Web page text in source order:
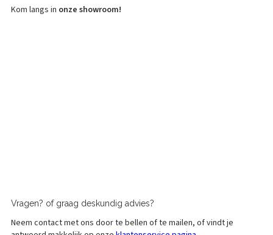
Kom langs in onze showroom!
Vragen? of graag deskundig advies?
Neem contact met ons door te bellen of te mailen, of vindt je